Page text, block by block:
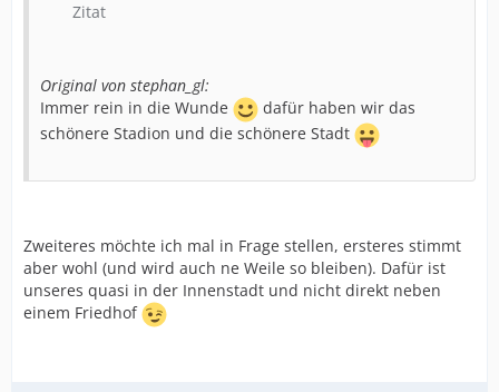
Zitat
Original von stephan_gl:
Immer rein in die Wunde
dafür haben wir das
schönere Stadion und die schönere Stadt
Zweiteres möchte ich mal in Frage stellen, ersteres stimmt
aber wohl (und wird auch ne Weile so bleiben). Dafür ist
unseres quasi in der Innenstadt und nicht direkt neben
einem Friedhof